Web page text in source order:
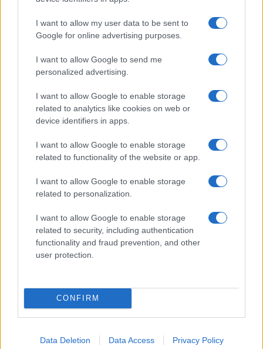
I want to allow my user data to be sent to
Google for online advertising purposes.
I want to allow Google to send me
personalized advertising.
I want to allow Google to enable storage
related to analytics like cookies on web or
device identifiers in apps.
I want to allow Google to enable storage
related to functionality of the website or app.
I want to allow Google to enable storage
related to personalization.
I want to allow Google to enable storage
related to security, including authentication
functionality and fraud prevention, and other
user protection.
CONFIRM
Data Deletion Data Access Privacy Policy
Magical Creatures: le statuette ufficiali di Harry Potter
su Amazon
PIÙ LETTI
Sognare una bara è presagio di morte?
Sognare il fango ha anche dei significati positivi (che
ci crediate o no)
Come valorizzare la zona giorno attraverso una scelta
consapevole dell’arredamento
È benefico esercitarsi quando si ha il raffreddore?
Come ottenere una manicure impeccabile e duratura